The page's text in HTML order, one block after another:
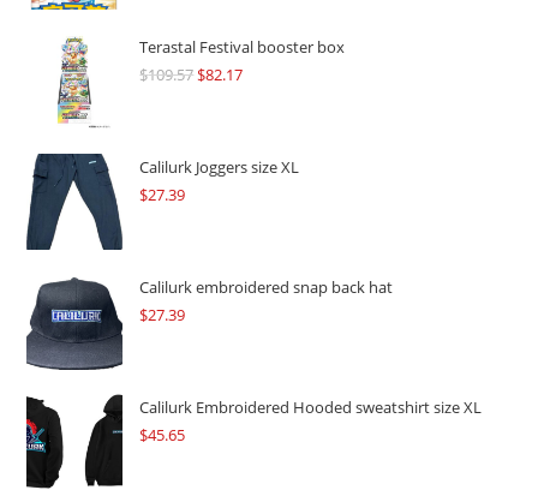
Terastal Festival booster box
$109.57Original
$109.57.
$82.17Current
$82.17.
Calilurk Joggers size XL
$27.39
Calilurk embroidered snap back hat
$27.39
Calilurk Embroidered Hooded sweatshirt size XL
$45.65